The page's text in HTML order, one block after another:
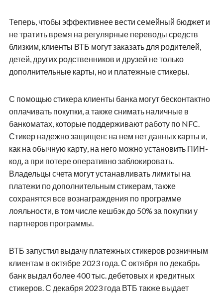
Теперь, чтобы эффективнее вести семейный бюджет и
не тратить время на регулярные переводы средств
близким, клиенты ВТБ могут заказать для родителей,
детей, других родственников и друзей не только
дополнительные карты, но и платежные стикеры.
С помощью стикера клиенты банка могут бесконтактно
оплачивать покупки, а также снимать наличные в
банкоматах, которые поддерживают работу по NFC.
Стикер надежно защищен: на нем нет данных карты и,
как на обычную карту, на него можно установить ПИН-
код, а при потере оперативно заблокировать.
Владельцы счета могут устанавливать лимиты на
платежи по дополнительным стикерам, также
сохранятся все вознаграждения по программе
лояльности, в том числе кешбэк до 50% за покупки у
партнеров программы.
ВТБ запустил выдачу платежных стикеров розничным
клиентам в октябре 2023 года. С октября по декабрь
банк выдал более 400 тыс. дебетовых и кредитных
стикеров. С декабря 2023 года ВТБ также выдает